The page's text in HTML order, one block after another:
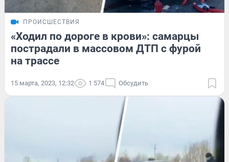
ПРОИСШЕСТВИЯ
«Ходил по дороге в крови»: самарцы
пострадали в массовом ДТП с фурой
на трассе
15 марта, 2023, 12:32 1 574 Обсудить